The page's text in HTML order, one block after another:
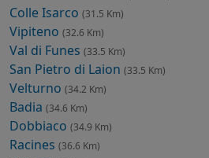
Colle Isarco (31.5 Km)
Vipiteno (32.6 Km)
Val di Funes (33.5 Km)
San Pietro di Laion (33.5 Km)
Velturno (34.2 Km)
Badia (34.6 Km)
Dobbiaco (34.9 Km)
Racines (36.6 Km)